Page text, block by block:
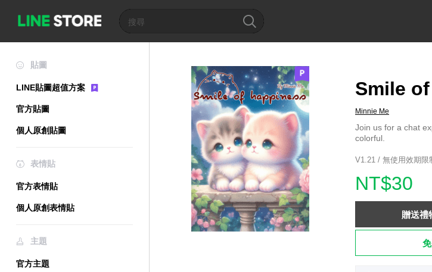
貼圖
LINE貼圖超值方案
官方貼圖
個人原創貼圖
表情貼
官方表情貼
個人原創表情貼
主題
官方主題
Smile
Minnie Me
Join us for a chat
colorful.
V1.21 / 無使用效期限
NT$30
贈送禮